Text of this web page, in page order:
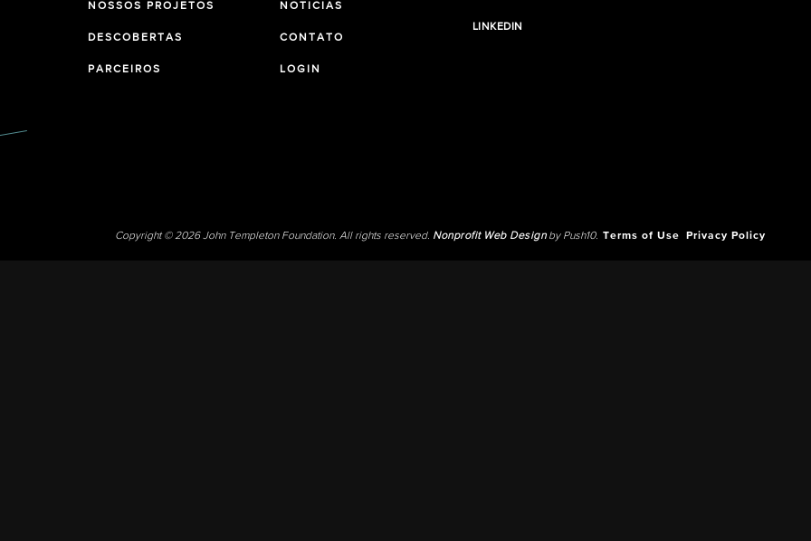
NOSSOS PROJETOS
DESCOBERTAS
PARCEIROS
NOTICIAS
CONTATO
LOGIN
LINKEDIN
Copyright © 2026 John Templeton Foundation. All rights reserved. Nonprofit Web Designby Push10. Terms of Use Privacy Policy